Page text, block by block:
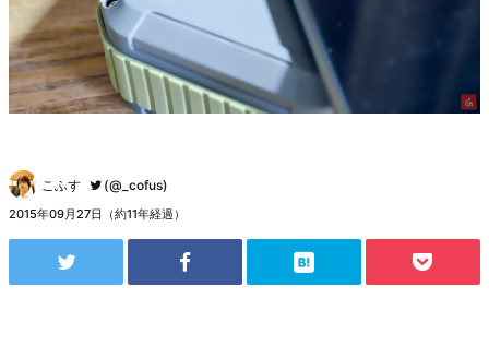
こふす (@_cofus)
2015年09月27日（約11年経過）